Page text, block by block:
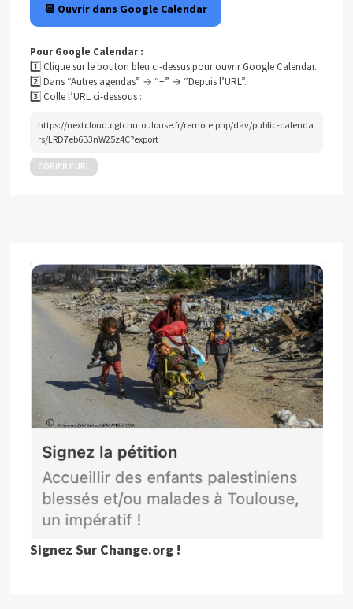
📆 Ouvrir dans Google Calendar
Pour Google Calendar :
1️⃣ Clique sur le bouton bleu ci-dessus pour ouvrir Google Calendar.
2️⃣ Dans “Autres agendas” → “+” → “Depuis l’URL”.
3️⃣ Colle l’URL ci-dessous :
https://nextcloud.cgtchutoulouse.fr/remote.php/dav/public-calenda
rs/LRD7eb6B3nW25z4C?export
COPIER L’URL
Signez Sur Change.org !